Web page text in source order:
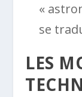
«
se
LES